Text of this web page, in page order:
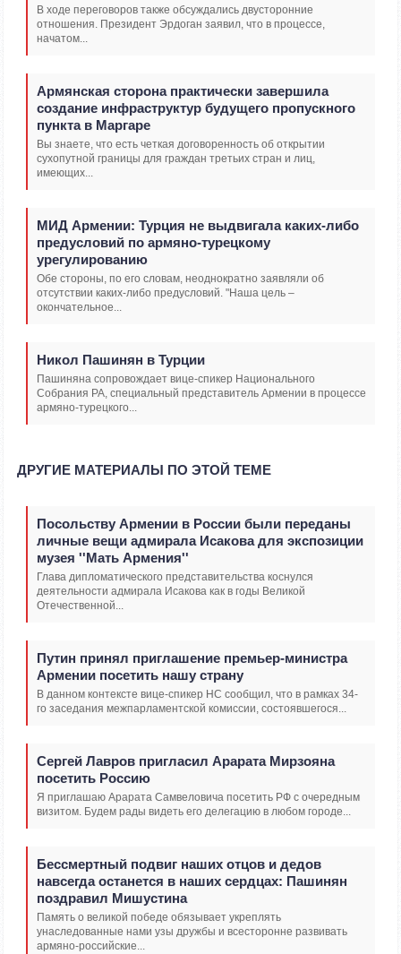
В ходе переговоров также обсуждались двусторонние
отношения. Президент Эрдоган заявил, что в процессе,
начатом...
Армянская сторона практически завершила
создание инфраструктур будущего пропускного
пункта в Маргаре
Вы знаете, что есть четкая договоренность об открытии
сухопутной границы для граждан третьих стран и лиц,
имеющих...
МИД Армении: Турция не выдвигала каких-либо
предусловий по армяно-турецкому
урегулированию
Обе стороны, по его словам, неоднократно заявляли об
отсутствии каких-либо предусловий. "Наша цель –
окончательное...
Никол Пашинян в Турции
Пашиняна сопровождает вице-спикер Национального
Собрания РА, специальный представитель Армении в процессе
армяно-турецкого...
ДРУГИЕ МАТЕРИАЛЫ ПО ЭТОЙ ТЕМЕ
Посольству Армении в России были переданы
личные вещи адмирала Исакова для экспозиции
музея ''Мать Армения''
Глава дипломатического представительства коснулся
деятельности адмирала Исакова как в годы Великой
Отечественной...
Путин принял приглашение премьер-министра
Армении посетить нашу страну
В данном контексте вице-спикер НС сообщил, что в рамках 34-
го заседания межпарламентской комиссии, состоявшегося...
Сергей Лавров пригласил Арарата Мирзояна
посетить Россию
Я приглашаю Арарата Самвеловича посетить РФ с очередным
визитом. Будем рады видеть его делегацию в любом городе...
Бессмертный подвиг наших отцов и дедов
навсегда останется в наших сердцах: Пашинян
поздравил Мишустина
Память о великой победе обязывает укреплять
унаследованные нами узы дружбы и всесторонне развивать
армяно-российские...